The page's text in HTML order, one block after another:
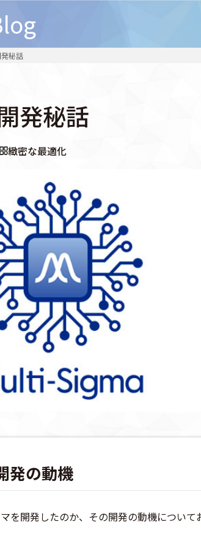
秘話
発秘話
緻密な最適化
発の動機
を開発したのか、その開発の動機について